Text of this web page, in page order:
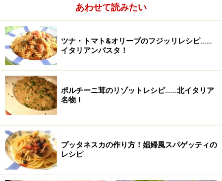
1 /3
あわせて読みたい
ツナ・トマト&オリーブのフジッリレシピ……
イタリアンパスタ！
ポルチーニ茸のリゾットレシピ……北イタリア
名物！
プッタネスカの作り方！娼婦風スパゲッティの
レシピ